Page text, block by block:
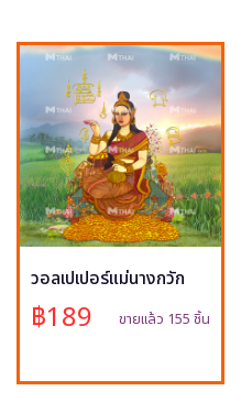
วอลเปเปอร์แม่นางกวัก
฿189 ขายแล้ว 155 ชิ้น